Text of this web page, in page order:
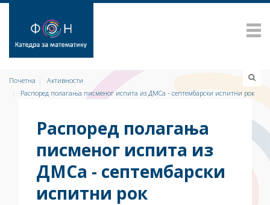
Почетна
Активности
Распоред полагања писменог испита из ДМСа - септембарски испитни рок
Распоред полагања
писменог испита из
ДМСа - септембарски
испитни рок